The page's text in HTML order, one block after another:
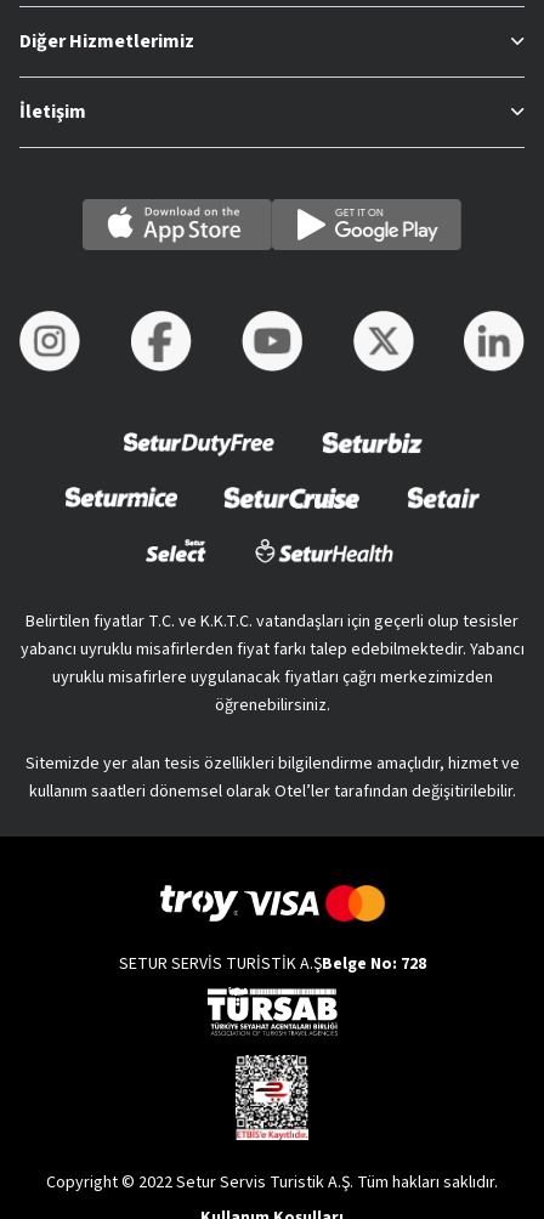
Diğer Hizmetlerimiz
İletişim
Belirtilen fiyatlar T.C. ve K.K.T.C. vatandaşları için geçerli olup tesisler
yabancı uyruklu misafirlerden fiyat farkı talep edebilmektedir. Yabancı
uyruklu misafirlere uygulanacak fiyatları çağrı merkezimizden
öğrenebilirsiniz.
Sitemizde yer alan tesis özellikleri bilgilendirme amaçlıdır, hizmet ve
kullanım saatleri dönemsel olarak Otel’ler tarafından değişitirilebilir.
SETUR SERVİS TURİSTİK A.ŞBelge No: 728
Copyright © 2022 Setur Servis Turistik A.Ş. Tüm hakları saklıdır.